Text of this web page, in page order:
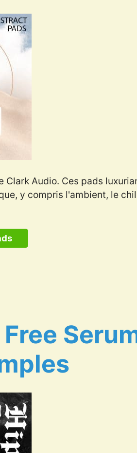
Clark Audio. Ces pads
y compris l'ambient, le